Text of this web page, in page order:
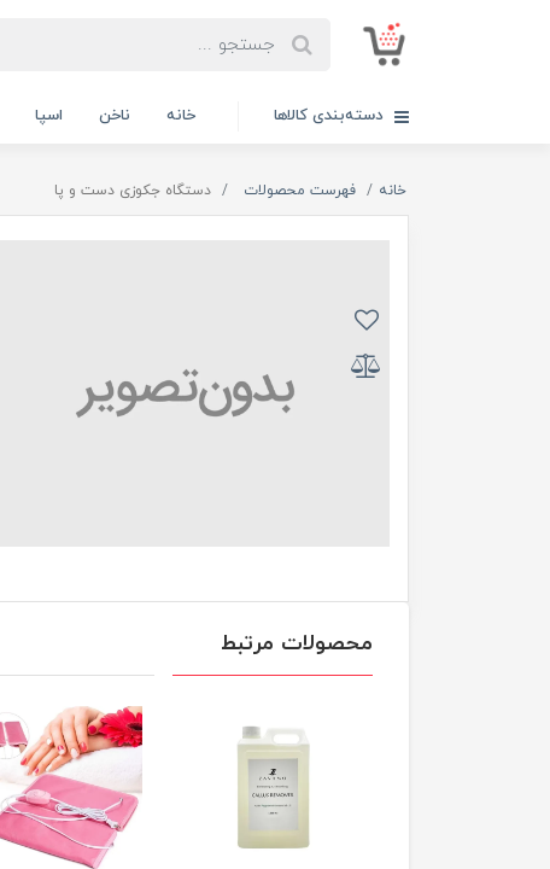
دسته‌بندی کالاها خانه ناخن اسپا
خانه فهرست محصولات دستگاه جکوزی دست و پا
محصولات مرتبط